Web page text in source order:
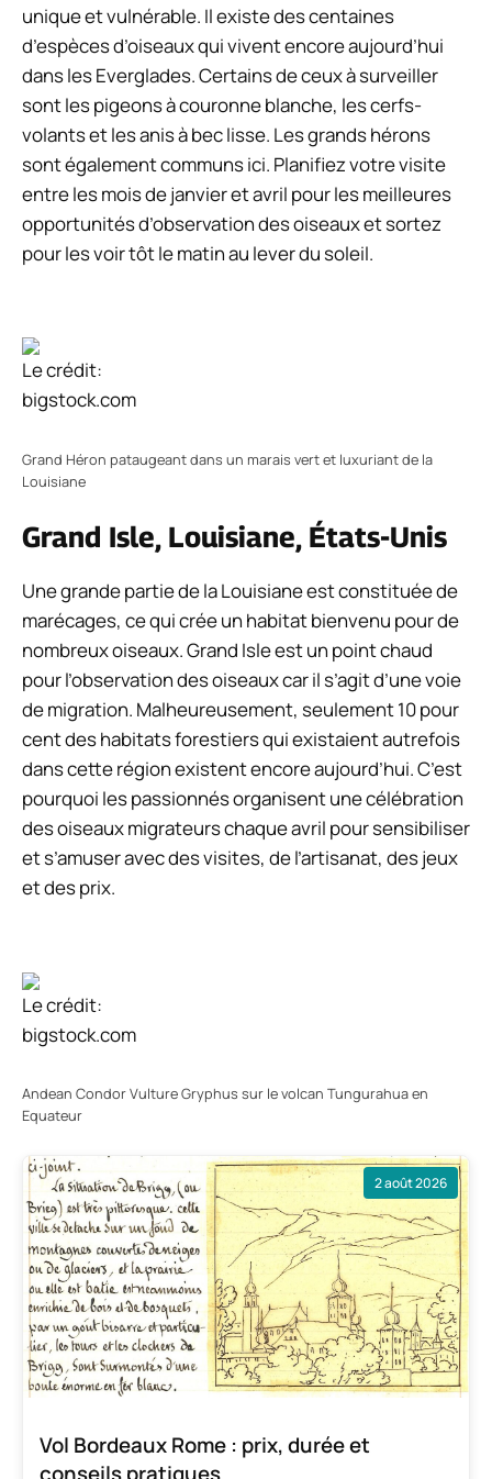
unique et vulnérable. Il existe des centaines
d’espèces d’oiseaux qui vivent encore aujourd’hui
dans les Everglades. Certains de ceux à surveiller
sont les pigeons à couronne blanche, les cerfs-
volants et les anis à bec lisse. Les grands hérons
sont également communs ici. Planifiez votre visite
entre les mois de janvier et avril pour les meilleures
opportunités d’observation des oiseaux et sortez
pour les voir tôt le matin au lever du soleil.
Le crédit:
bigstock.com
Grand Héron pataugeant dans un marais vert et luxuriant de la
Louisiane
Grand Isle, Louisiane, États-Unis
Une grande partie de la Louisiane est constituée de
marécages, ce qui crée un habitat bienvenu pour de
nombreux oiseaux. Grand Isle est un point chaud
pour l’observation des oiseaux car il s’agit d’une voie
de migration. Malheureusement, seulement 10 pour
cent des habitats forestiers qui existaient autrefois
dans cette région existent encore aujourd’hui. C’est
pourquoi les passionnés organisent une célébration
des oiseaux migrateurs chaque avril pour sensibiliser
et s’amuser avec des visites, de l’artisanat, des jeux
et des prix.
Le crédit:
bigstock.com
Andean Condor Vulture Gryphus sur le volcan Tungurahua en
Equateur
2 août 2026
Vol Bordeaux Rome : prix, durée et
conseils pratiques